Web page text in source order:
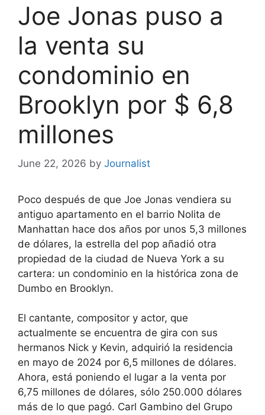
Joe Jonas puso a
la venta su
condominio en
Brooklyn por $ 6,8
millones
June 22, 2026 by Journalist
Poco después de que Joe Jonas vendiera su
antiguo apartamento en el barrio Nolita de
Manhattan hace dos años por unos 5,3 millones
de dólares, la estrella del pop añadió otra
propiedad de la ciudad de Nueva York a su
cartera: un condominio en la histórica zona de
Dumbo en Brooklyn.
El cantante, compositor y actor, que
actualmente se encuentra de gira con sus
hermanos Nick y Kevin, adquirió la residencia
en mayo de 2024 por 6,5 millones de dólares.
Ahora, está poniendo el lugar a la venta por
6,75 millones de dólares, sólo 250.000 dólares
más de lo que pagó. Carl Gambino del Grupo